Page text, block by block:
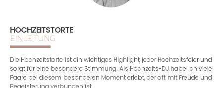
HOCHZEITSTORTE
EINLEITUNG
Die Hochzeitstorte ist ein wichtiges Highlight jeder Hochzeitsfeier und
sorgt für eine besondere Stimmung. Als Hochzeits-DJ habe ich viele
Paare bei diesem besonderen Moment erlebt, der oft mit Freude und
Begeisterung verbunden ist.